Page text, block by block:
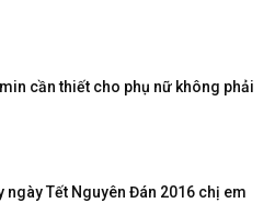
cần thiết cho phụ nữ không phải
ngày Tết Nguyên Đán 2016 chị em